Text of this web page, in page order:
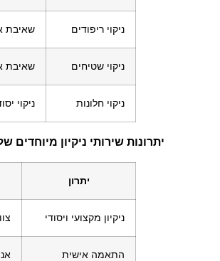
ניקוי ריפודים שאיבת
ניקוי שטיחים שאיבת
ניקוי חלונות ניקוי
יתרונות שירותי ניקיון מיוחדים
יתרון
ניקיון מקצועי ויסודי
התאמה אישית